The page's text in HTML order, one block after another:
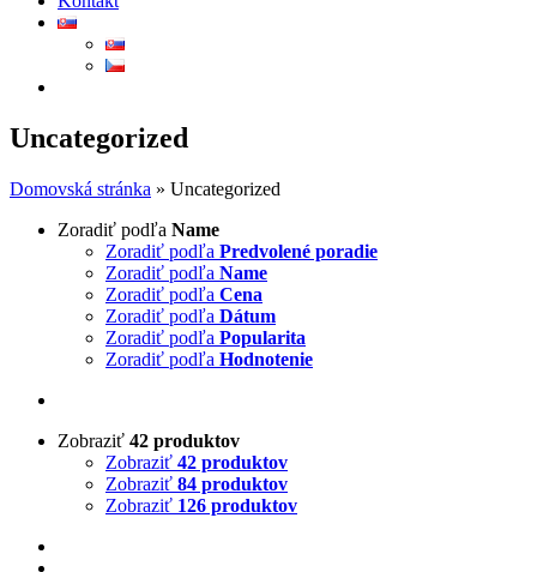
Uncategorized
Domovská stránka » Uncategorized
Zoradiť podľa Name
Zoradiť podľa Predvolené poradie
Zoradiť podľa Name
Zoradiť podľa Cena
Zoradiť podľa Dátum
Zoradiť podľa Popularita
Zoradiť podľa Hodnotenie
Zobraziť 42 produktov
Zobraziť 42 produktov
Zobraziť 84 produktov
Zobraziť 126 produktov